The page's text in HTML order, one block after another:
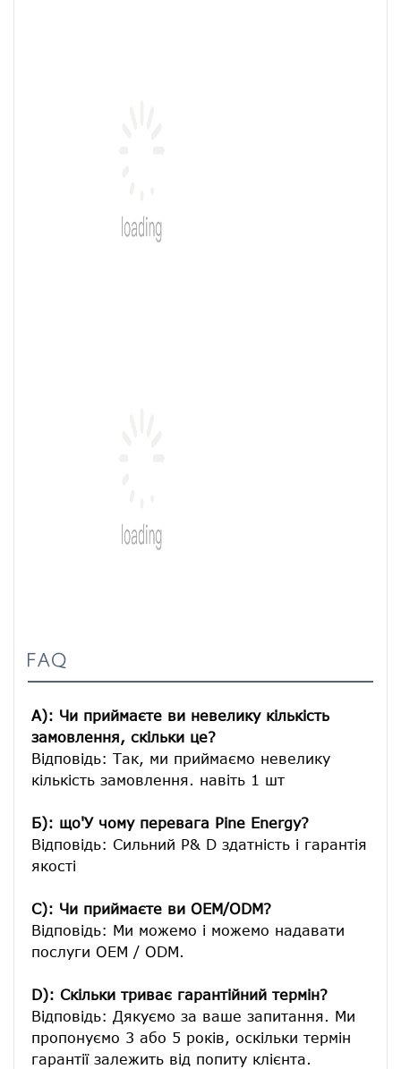
FAQ
A): Чи приймаєте ви невелику кількість
замовлення, скільки це?
Відповідь: Так, ми приймаємо невелику
кількість замовлення. навіть 1 шт
Б): що'У чому перевага Pine Energy?
Відповідь: Сильний Р& D здатність і гарантія
якості
C): Чи приймаєте ви OEM/ODM?
Відповідь: Ми можемо і можемо надавати
послуги OEM / ODM.
D): Скільки триває гарантійний термін?
Відповідь: Дякуємо за ваше запитання. Ми
пропонуємо 3 або 5 років, оскільки термін
гарантії залежить від попиту клієнта.